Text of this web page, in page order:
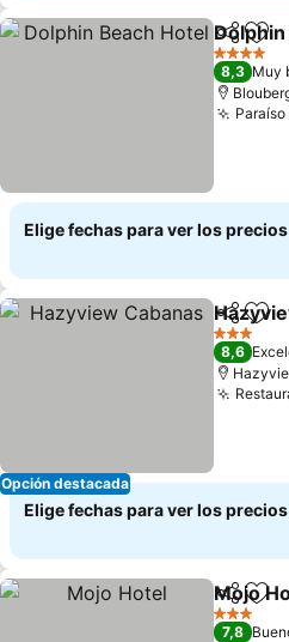
4 Estrellas
8,3 Muy
Elige fechas para ver los
Opción destacada
3 Estrellas
8,6
Elige fechas para ver los
Mojo
3 Estrellas
7,8